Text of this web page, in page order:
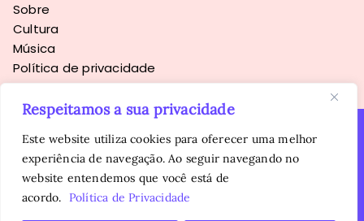
Respeitamos a sua privacidade
Este website utiliza cookies para oferecer uma melhor
experiência de navegação. Ao seguir navegando no
website entendemos que você está de
acordo. Política de Privacidade
Sobre
Cultura
Música
Política de privacidade
Copyright © 2016 - 2026Sopa Alternativa. Todos os direitos
reservados.
É proibida a reprodução, total ou parcial, do conteúdo sem
autorização prévia da autora.